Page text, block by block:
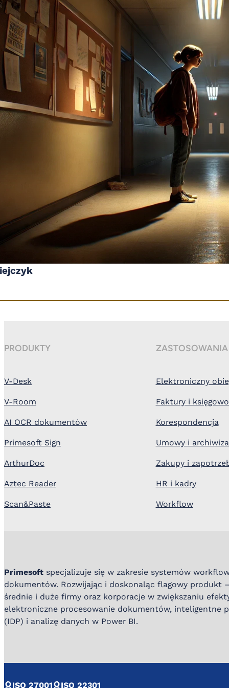
PRODUKTY
V-Desk
V-Room
AI OCR dokumentów
Primesoft Sign
ArthurDoc
Aztec Reader
Scan&Paste
ZASTOSOWANIA
Elektroniczny
Faktury i
Korespondencja
Umowy i
Zakupy i
HR i kadry
Workflow
Primesoft specjalizuje się w zakresie systemów
dokumentów. Rozwijając i doskonaląc flagowy produkt –
średnie i duże firmy oraz korporacje w zwiększaniu
elektroniczne procesowanie dokumentów, inteligentne
(IDP) i analizę danych w Power BI.
ISO 27001 ISO 22301